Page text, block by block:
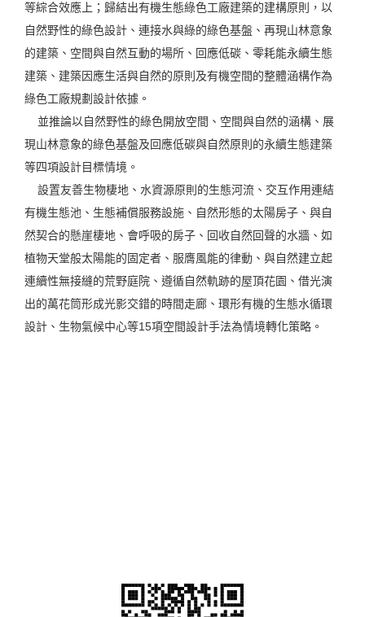
等綜合效應上；歸結出有機生態綠色工廠建築的建構原則，以
自然野性的綠色設計、連接水與綠的綠色基盤、再現山林意象
的建築、空間與自然互動的場所、回應低碳、零耗能永續生態
建築、建築因應生活與自然的原則及有機空間的整體涵構作為
綠色工廠規劃設計依據。
並推論以自然野性的綠色開放空間、空間與自然的涵構、展
現山林意象的綠色基盤及回應低碳與自然原則的永續生態建築
等四項設計目標情境。
設置友善生物棲地、水資源原則的生態河流、交互作用連結
有機生態池、生態補償服務設施、自然形態的太陽房子、與自
然契合的懸崖棲地、會呼吸的房子、回收自然回聲的水牆、如
植物天堂般太陽能的固定者、服膺風能的律動、與自然建立起
連續性無接縫的荒野庭院、遵循自然軌跡的屋頂花園、借光演
出的萬花筒形成光影交錯的時間走廊、環形有機的生態水循環
設計、生物氣候中心等15項空間設計手法為情境轉化策略。